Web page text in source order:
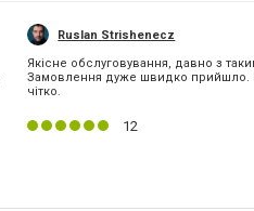
Ruslan Strishenecz
Якісне обслуговування, давно з
Замовлення дуже швидко прийшло.
чітко.
12